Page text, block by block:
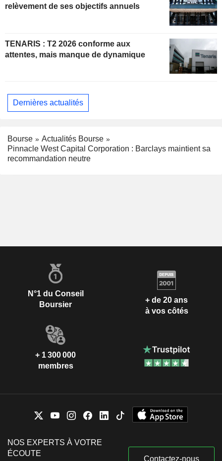
relèvement de ses objectifs annuels
TENARIS : T2 2026 conforme aux
attentes, mais manque de dynamique
Dernières actualités
Bourse
Actualités Bourse
Pinnacle West Capital Corporation : Barclays maintient sa
recommandation neutre
N°1 du Conseil
Boursier
+ de 20 ans
à vos côtés
+ 1 300 000
membres
NOS EXPERTS À VOTRE
ÉCOUTE
Contactez-nous